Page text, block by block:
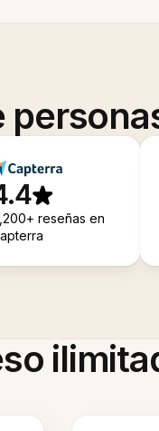
reseñas en